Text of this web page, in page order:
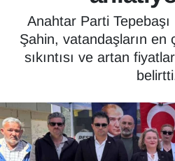
Anahtar Parti
Şahin, vatandaşların en
sıkıntısı ve artan